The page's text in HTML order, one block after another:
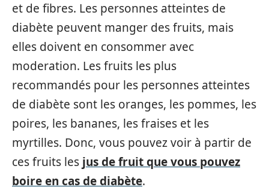
et de fibres. Les personnes atteintes de
diabète peuvent manger des fruits, mais
elles doivent en consommer avec
moderation. Les fruits les plus
recommandés pour les personnes atteintes
de diabète sont les oranges, les pommes, les
poires, les bananes, les fraises et les
myrtilles. Donc, vous pouvez voir à partir de
ces fruits les jus de fruit que vous pouvez
boire en cas de diabète.